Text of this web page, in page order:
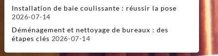
Installation de baie coulissante : réussir la pose
2026-07-14
Déménagement et nettoyage de bureaux : des
étapes clés 2026-07-14